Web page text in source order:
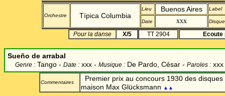
Orchestre Típica Columbia
Lieu Buenos Aires Label
Date xxx Disque
Pour la danse X/5 TT 2904
Sueño de arrabal
Genre : Tango - Date : xxx - Musique : De Pardo, César - Paroles : xxx
Commentaires
Premier prix au concours 1930 des
maison Max Glücksmann
▲▲